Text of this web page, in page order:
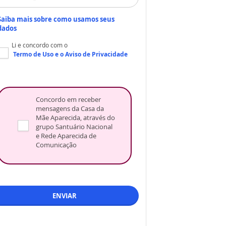
mais sobre como usamos seus
Li e concordo com o
Termo de Usoe oAviso de Privacidade
Concordo em receber
mensagens da Casa da
Mãe Aparecida, através do
grupo Santuário Nacional
e Rede Aparecida de
Comunicação
ENVIAR